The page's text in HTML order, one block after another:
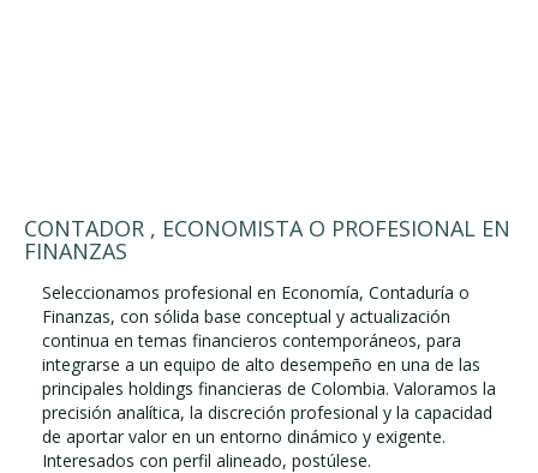
CONTADOR , ECONOMISTA O PROFESIONAL EN
FINANZAS
Seleccionamos profesional en Economía, Contaduría o
Finanzas, con sólida base conceptual y actualización
continua en temas financieros contemporáneos, para
integrarse a un equipo de alto desempeño en una de las
principales holdings financieras de Colombia. Valoramos la
precisión analítica, la discreción profesional y la capacidad
de aportar valor en un entorno dinámico y exigente.
Interesados con perfil alineado, postúlese.